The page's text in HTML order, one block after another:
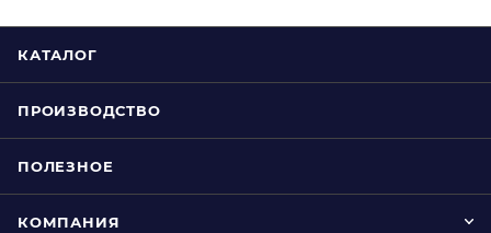
КАТАЛОГ
ПРОИЗВОДСТВО
ПОЛЕЗНОЕ
КОМПАНИЯ